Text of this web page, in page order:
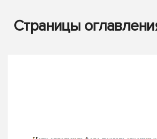
Страницы